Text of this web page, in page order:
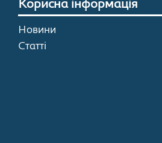
Корисна інформація
Новини
Статті